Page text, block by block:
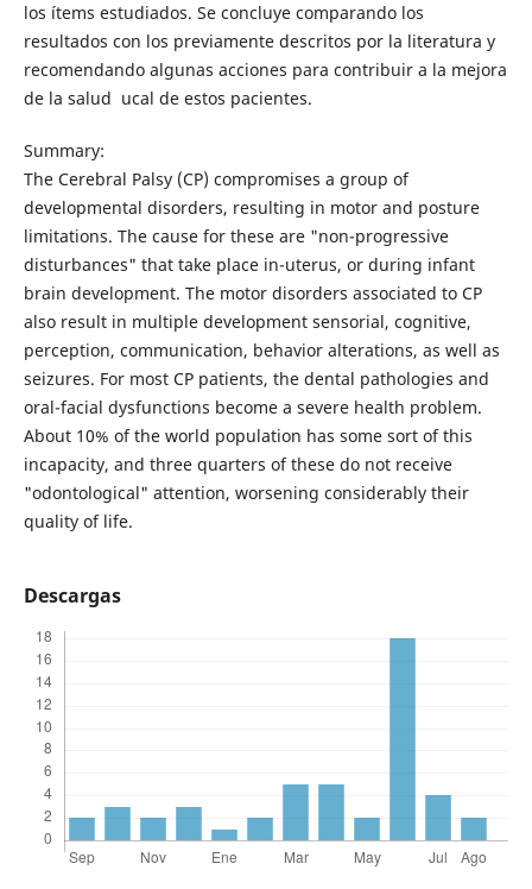
los ítems estudiados. Se concluye comparando los
resultados con los previamente descritos por la literatura y
recomendando algunas acciones para contribuir a la mejora
de la salud ucal de estos pacientes.
Summary:
The Cerebral Palsy (CP) compromises a group of
developmental disorders, resulting in motor and posture
limitations. The cause for these are "non-progressive
disturbances" that take place in-uterus, or during infant
brain development. The motor disorders associated to CP
also result in multiple development sensorial, cognitive,
perception, communication, behavior alterations, as well as
seizures. For most CP patients, the dental pathologies and
oral-facial dysfunctions become a severe health problem.
About 10% of the world population has some sort of this
incapacity, and three quarters of these do not receive
"odontological" attention, worsening considerably their
quality of life.
Descargas